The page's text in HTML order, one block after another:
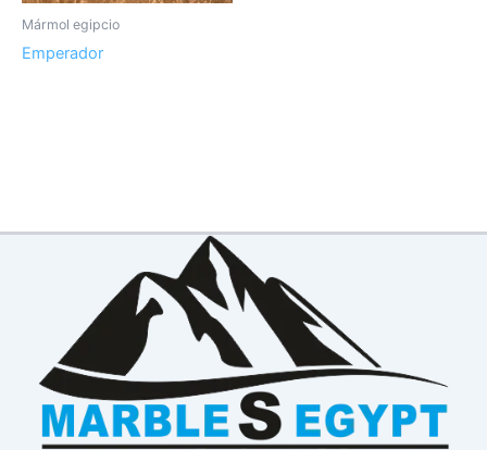
Mármol egipcio
Emperador